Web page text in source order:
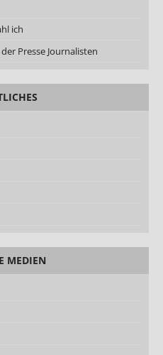
ich
Presse Journalisten
MEDIEN